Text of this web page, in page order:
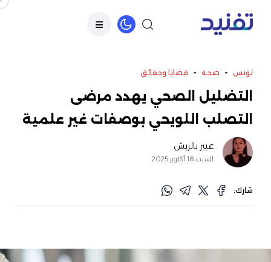
تونس - صحة - قضايا وحقائق
التضليل الصحي يهدد مرضى
التصلب اللويحي بوصفات غير علمية
عبير بالريش
السبت 18 أكتوبر 2025
شارك: